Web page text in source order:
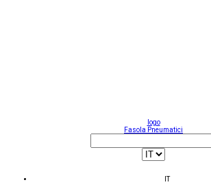
logo
Fasola Pneumatici
IT